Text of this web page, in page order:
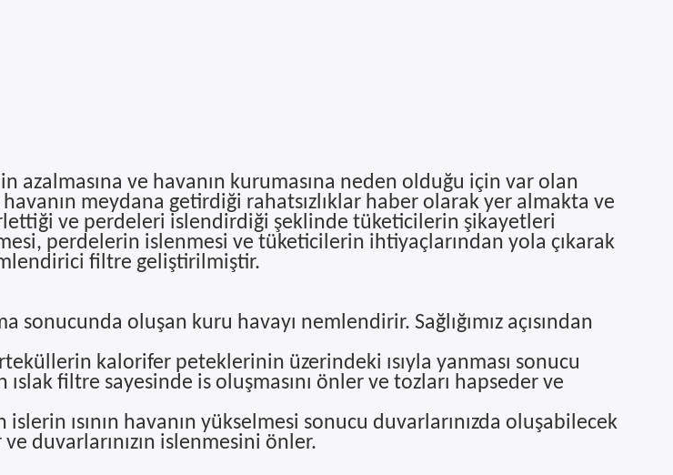
azalmasına ve havanın kurumasına neden olduğu için var olan
meydana getirdiği rahatsızlıklar haber olarak yer almakta ve
ve perdeleri islendirdiği şeklinde tüketicilerin şikayetleri
perdelerin islenmesi ve tüketicilerin ihtiyaçlarından yola çıkarak
filtre geliştirilmiştir.
oluşan kuru havayı nemlendirir. Sağlığımız açısından
kalorifer peteklerinin üzerindeki ısıyla yanması sonucu
filtre sayesinde is oluşmasını önler ve tozları hapseder ve
ısının havanın yükselmesi sonucu duvarlarınızda oluşabilecek
duvarlarınızın islenmesini önler.